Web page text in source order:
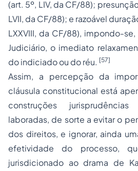
(art. 5º, LIV, da CF/88);
LVII, da CF/88); e razoável
LXXVIII, da CF/88), impondo-
Judiciário, o imediato
do indiciado ou do réu. [57]
Assim, a percepção da
cláusula constitucional está
construções
laboradas, de sorte a evitar o
dos direitos, e ignorar, ainda
efetividade do processo,
jurisdicionado ao drama de